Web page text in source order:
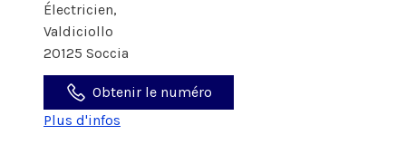
Électricien,
Valdiciollo
20125 Soccia
Obtenir le numéro
Plus d'infos